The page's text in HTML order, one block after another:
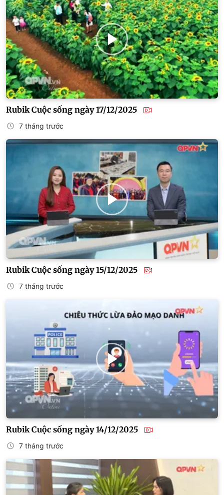
Rubik Cuộc sống ngày 17/12/2025
7 tháng trước
Rubik Cuộc sống ngày 15/12/2025
7 tháng trước
Rubik Cuộc sống ngày 14/12/2025
7 tháng trước